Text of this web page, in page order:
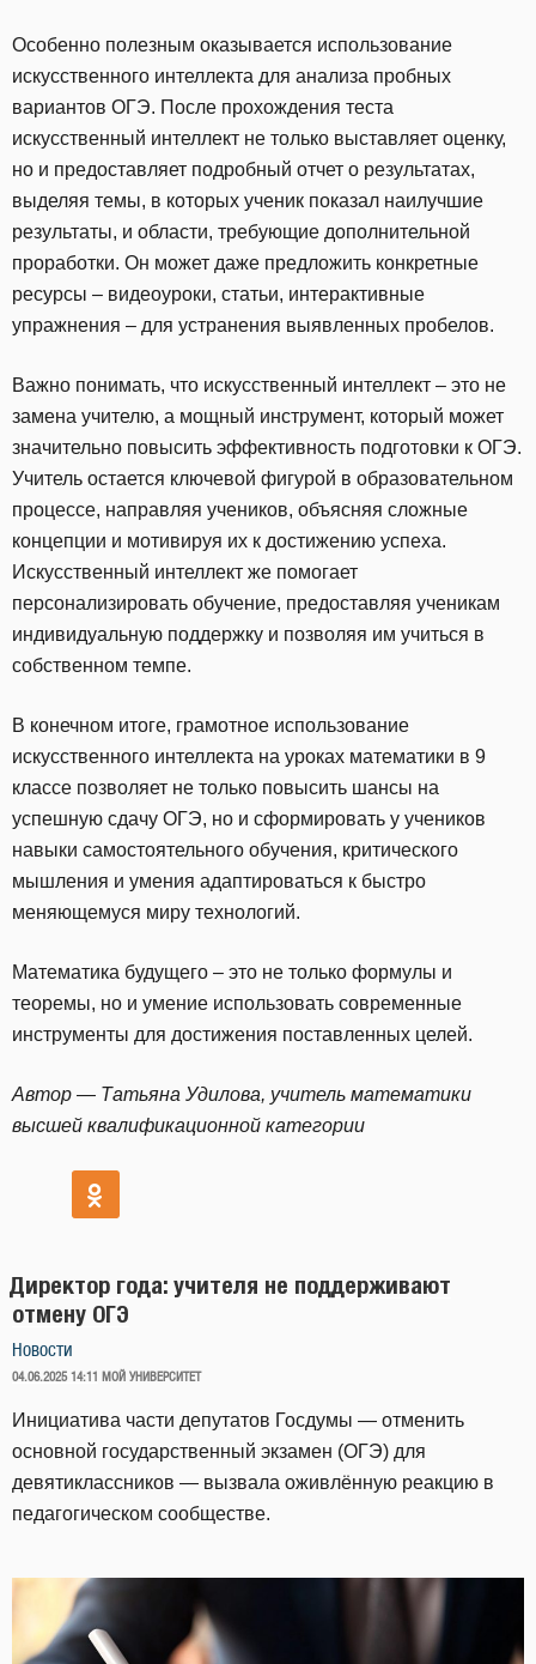
Особенно полезным оказывается использование
искусственного интеллекта для анализа пробных
вариантов ОГЭ. После прохождения теста
искусственный интеллект не только выставляет оценку,
но и предоставляет подробный отчет о результатах,
выделяя темы, в которых ученик показал наилучшие
результаты, и области, требующие дополнительной
проработки. Он может даже предложить конкретные
ресурсы – видеоуроки, статьи, интерактивные
упражнения – для устранения выявленных пробелов.
Важно понимать, что искусственный интеллект – это не
замена учителю, а мощный инструмент, который может
значительно повысить эффективность подготовки к ОГЭ.
Учитель остается ключевой фигурой в образовательном
процессе, направляя учеников, объясняя сложные
концепции и мотивируя их к достижению успеха.
Искусственный интеллект же помогает
персонализировать обучение, предоставляя ученикам
индивидуальную поддержку и позволяя им учиться в
собственном темпе.
В конечном итоге, грамотное использование
искусственного интеллекта на уроках математики в 9
классе позволяет не только повысить шансы на
успешную сдачу ОГЭ, но и сформировать у учеников
навыки самостоятельного обучения, критического
мышления и умения адаптироваться к быстро
меняющемуся миру технологий.
Математика будущего – это не только формулы и
теоремы, но и умение использовать современные
инструменты для достижения поставленных целей.
Автор — Татьяна Удилова, учитель математики
высшей квалификационной категории
Директор года: учителя не поддерживают
отмену ОГЭ
Новости
ОПУБЛИКОВАНО
04.06.2025 14:11 МОЙ УНИВЕРСИТЕТ
Инициатива части депутатов Госдумы — отменить
основной государственный экзамен (ОГЭ) для
девятиклассников — вызвала оживлённую реакцию в
педагогическом сообществе.